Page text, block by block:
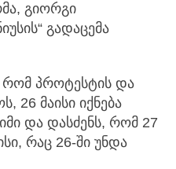
გიორგი
გადაცემა
რომ პროტესტის და
26 მაისი იქნება
და დასძენს, რომ 27
რაც 26-ში უნდა